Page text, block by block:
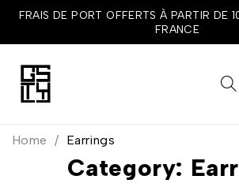
FRAIS DE PORT OFFERTS À PARTIR DE
FRANCE
Category:
Home / Earrings